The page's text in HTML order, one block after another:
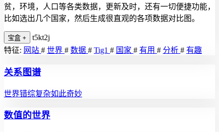
贫，环境，人口等各类数据，更新及时，还有一切便捷功能，
比如选出几个国家，然后生成很直观的各项数据对比图。
宝盒 +
t5kt2j
特征: 网站 # 世界 # 数据 # Tig1 # 国家 # 有用 # 分析 # 有趣
关系图谱
世界错综复杂如此奇妙
数值的世界